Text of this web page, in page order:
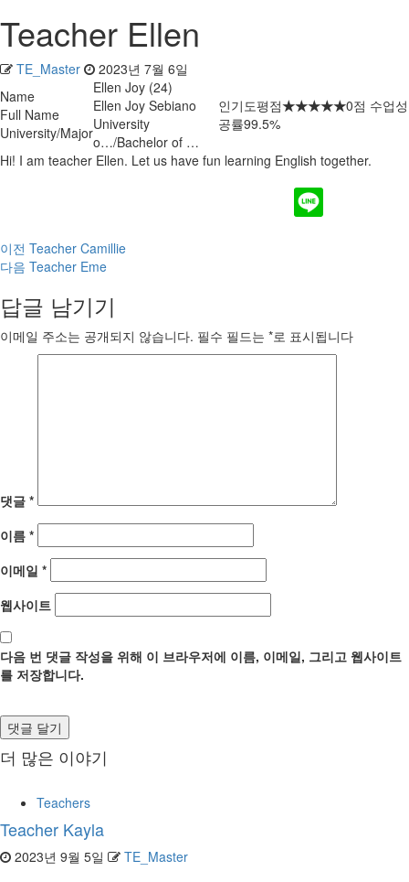
Teacher Ellen
TE_Master
2023년 7월 6일
Name
Full Name
University/Major
Ellen Joy (24)
Ellen Joy Sebiano
University
o…/Bachelor of …
인기도평점★★★★★0점 수업성
공률99.5%
Hi! I am teacher Ellen. Let us have fun learning English together.
계
속
읽
기
이전 Teacher Camillie
다음 Teacher Eme
답글 남기기
이메일 주소는 공개되지 않습니다. 필수 필드는 *로 표시됩니다
댓글 *
이름 *
이메일 *
웹사이트
다음 번 댓글 작성을 위해 이 브라우저에 이름, 이메일, 그리고 웹사이트
를 저장합니다.
더 많은 이야기
Teachers
Teacher Kayla
2023년 9월 5일
TE_Master